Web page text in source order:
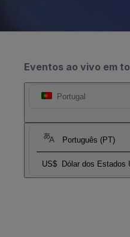
Eventos ao vivo em
Portugal
Português (PT)
US$ Dólar dos Estados